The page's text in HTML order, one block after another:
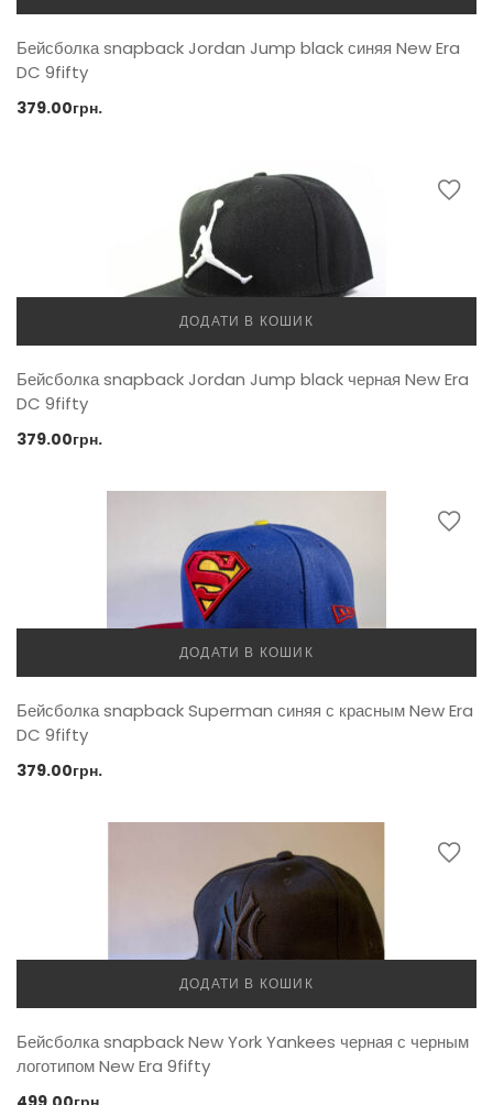
Бейсболка snapback Jordan Jump black синяя New Era
DC 9fifty
379.00грн.
ДОДАТИ В КОШИК
Бейсболка snapback Jordan Jump black черная New Era
DC 9fifty
379.00грн.
ДОДАТИ В КОШИК
Бейсболка snapback Superman синяя с красным New Era
DC 9fifty
379.00грн.
ДОДАТИ В КОШИК
Бейсболка snapback New York Yankees черная с черным
логотипом New Era 9fifty